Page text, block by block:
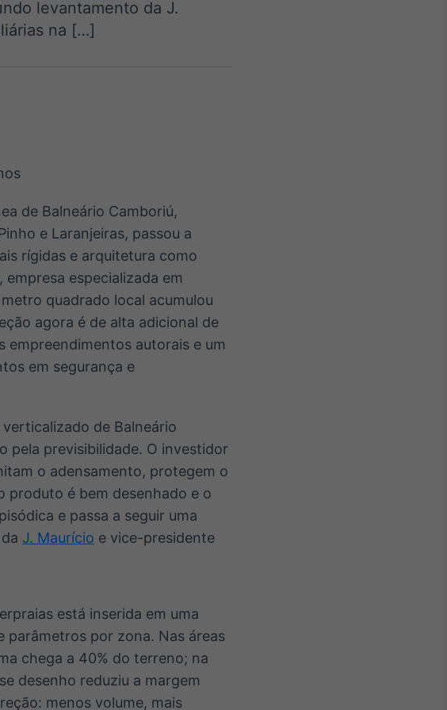
Curadoria
Curadoria de
levantamento da J.
na […]
de Balneário Camboriú,
e Laranjeiras, passou a
rígidas e arquitetura como
especializada em
quadrado local acumulou
agora é de alta adicional de
autorais e um
em segurança e
de Balneário
pela previsibilidade. O investidor
o adensamento, protegem o
produto é bem desenhado e o
e passa a seguir uma
J. Maurício e vice-presidente
está inserida em uma
parâmetros por zona. Nas áreas
chega a 40% do terreno; na
desenho reduziu a margem
menos volume, mais